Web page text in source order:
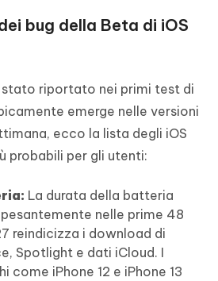
bug della Beta di iOS
stato riportato nei primi test di
emerge nelle versioni
ecco la lista degli iOS
probabili per gli utenti:
La durata della batteria
nelle prime 48
reindicizza i download di
Spotlight e dati iCloud. I
come iPhone 12 e iPhone 13